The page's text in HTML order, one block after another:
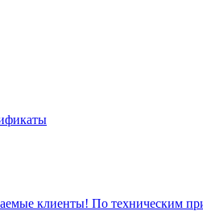
клиенты! По техническим